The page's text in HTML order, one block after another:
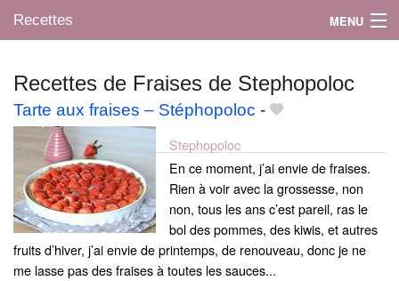
Recettes MENU
Mes blogs préférés
Recettes de Fraises de Stephopoloc
Tarte aux fraises – Stéphopoloc -
Stephopoloc
En ce moment, j’ai envie de fraises.
Rien à voir avec la grossesse, non
non, tous les ans c’est pareil, ras le
bol des pommes, des kiwis, et autres
fruits d’hiver, j’ai envie de printemps, de renouveau, donc je ne
me lasse pas des fraises à toutes les sauces...